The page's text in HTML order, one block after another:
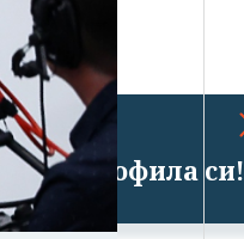
от профила си!